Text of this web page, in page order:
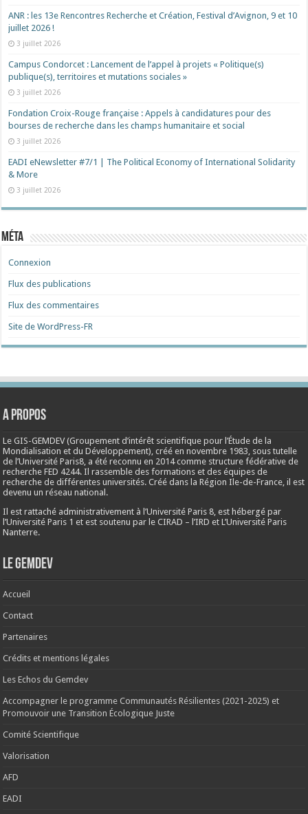
ANR : les 13e Rencontres Recherche et Création, Festival d’Avignon, 9 et 10
juillet 2026 !
3 juillet 2026
Campus Condorcet : Lancement de l’appel à projets « Politique(s)
publique(s), territoires et mutations sociales »
3 juillet 2026
Fondation Croix-Rouge française : Appels à candidatures pour des
bourses de recherche dans les champs humanitaire et social
3 juillet 2026
EADI eNewsletter #7/1 | The Political Economy of International Solidarity
& More
3 juillet 2026
Méta
Connexion
Flux des publications
Flux des commentaires
Site de WordPress-FR
A propos
Le GIS-GEMDEV (Groupement d’intérêt scientifique pour l’Étude de la
Mondialisation et du Développement), créé ennovembre 1983, sous tutelle
de l’Université Paris8, a été reconnu en 2014 comme structure fédérative de
recherche FED 4244. Il rassemble des formations et des équipes de
recherche de différentes universités. Créé dans la Région Ile-de-France, il est
devenu un réseau national.
Il est rattaché administrativement à l’Université Paris 8, est hébergé par
l’Université Paris 1 et est soutenu par le CIRAD – l’IRD et L’Université Paris
Nanterre.
Le Gemdev
Accueil
Contact
Partenaires
Crédits et mentions légales
Les Echos du Gemdev
Accompagner le programme Communautés Résilientes (2021-2025) et
Promouvoir une Transition Écologique Juste
Comité Scientifique
Valorisation
AFD
EADI